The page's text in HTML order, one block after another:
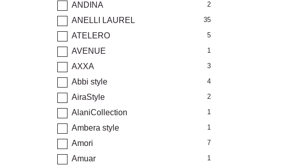
ANDINA 2
ANELLI LAUREL 35
ATELERO 5
AVENUE 1
AXXA 3
Abbi style 4
AiraStyle 2
AlaniCollection 1
Ambera style 1
Amori 7
Amuar 1